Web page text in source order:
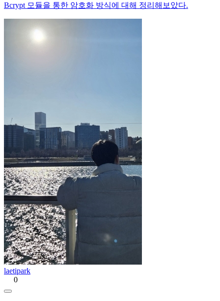
Bcrypt 모듈을 통한 암호화 방식에 대해 정리해보았다.
laetipark
0